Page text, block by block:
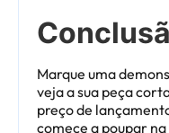
Marque uma
veja a sua peça
preço de
comece a poupar